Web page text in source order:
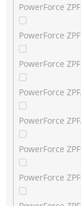
PowerForce
PowerForce
PowerForce
PowerForce
PowerForce
PowerForce
PowerForce